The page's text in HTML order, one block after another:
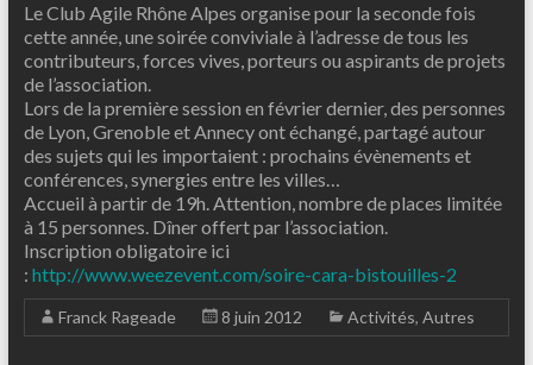
Le Club Agile Rhône Alpes organise pour la seconde fois
cette année, une soirée conviviale à l’adresse de tous les
contributeurs, forces vives, porteurs ou aspirants de projets
de l’association.
Lors de la première session en février dernier, des personnes
de Lyon, Grenoble et Annecy ont échangé, partagé autour
des sujets qui les importaient : prochains évènements et
conférences, synergies entre les villes…
Accueil à partir de 19h. Attention, nombre de places limitée
à 15 personnes. Dîner offert par l’association.
Inscription obligatoire ici
: http://www.weezevent.com/soire-cara-bistouilles-2
Franck Rageade 8 juin 2012 Activités, Autres